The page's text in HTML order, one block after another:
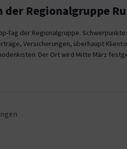
der Regionalgruppe
Tag der Regionalgruppe.
Versicherungen, überhaupt
Der Ort wird Mitte März